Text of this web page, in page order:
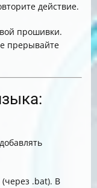
действие.
прошивки.
прерывайте
(через .bat). В